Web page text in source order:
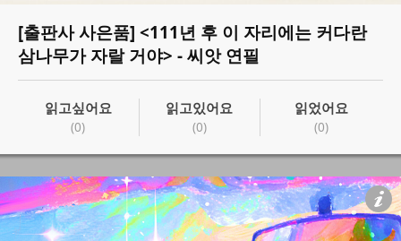
[출판사 사은품] <111년 후 이 자리에는 커다란
삼나무가 자랄 거야> - 씨앗 연필
읽고싶어요
(0)
읽고있어요
(0)
읽었어요
(0)